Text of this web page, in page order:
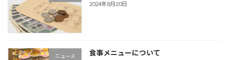
2024年8月20日
ニュース 食事メニューについて